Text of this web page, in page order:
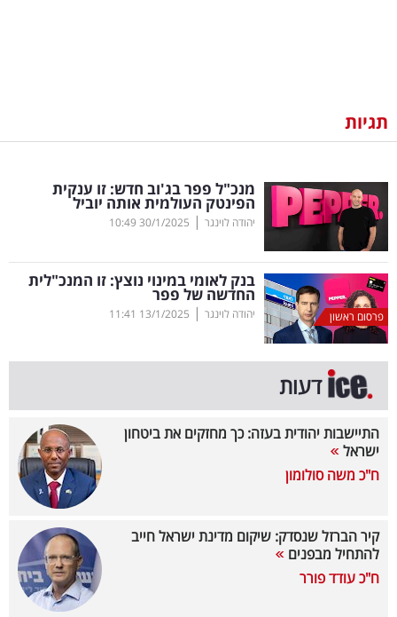
וצרכנות
דיגיטל
וטק
שיווק
ופרסום
משפט
מדדים
ומחקרים
דעות
רכילות
קריפטו
תגיות
מנכ"ל פפר בג'וב חדש: זו ענקית
הפינטק העולמית אותה יוביל
יהודה לוינגר |
30/1/2025
10:49
פרסום ראשון
בנק לאומי במינוי נוצץ: זו המנכ"לית
החדשה של פפר
יהודה לוינגר |
13/1/2025
11:41
דעות
התיישבות יהודית בעזה: כך מחזקים את ביטחון
ישראל
ח"כ משה סולומון
קיר הברזל שנסדק: שיקום מדינת ישראל חייב
להתחיל מבפנים
ח"כ עודד פורר